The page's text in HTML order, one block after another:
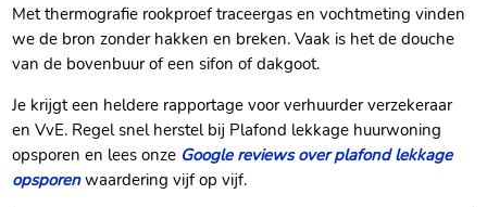
Met thermografie rookproef traceergas en vochtmeting vinden
we de bron zonder hakken en breken.​ Vaak is het de douche
van de bovenbuur of een sifon of dakgoot.​
Je krijgt een heldere rapportage voor verhuurder verzekeraar
en VvE.​ Regel snel herstel bij Plafond lekkage huurwoning
opsporen en lees onze Google reviews over plafond lekkage
opsporenwaardering vijf op vijf.​